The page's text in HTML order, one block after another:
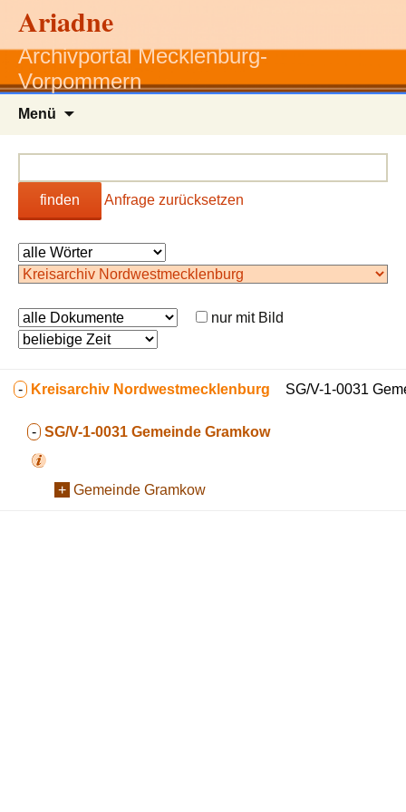
Ariadne
Archivportal Mecklenburg-
Vorpommern
Menü
finden Anfrage zurücksetzen
nur mit Bild
- Kreisarchiv Nordwestmecklenburg
- SG/V-1-0031 Gemeinde Gramkow
+ Gemeinde Gramkow
SG/V-1-0031